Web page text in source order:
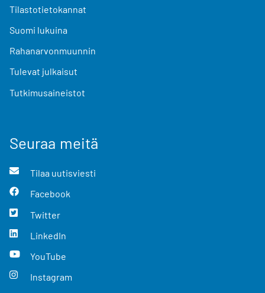
Tilastotietokannat
Suomi lukuina
Rahanarvonmuunnin
Tulevat julkaisut
Tutkimusaineistot
Seuraa meitä
Tilaa uutisviesti
Facebook
Twitter
LinkedIn
YouTube
Instagram